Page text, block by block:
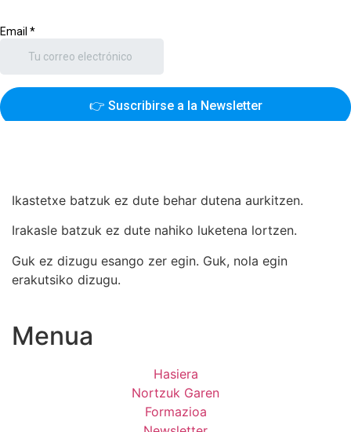
Ikastetxe batzuk ez dute behar dutena aurkitzen.
Irakasle batzuk ez dute nahiko luketena lortzen.
Guk ez dizugu esango zer egin. Guk, nola egin
erakutsiko dizugu.
Menua
Hasiera
Nortzuk Garen
Formazioa